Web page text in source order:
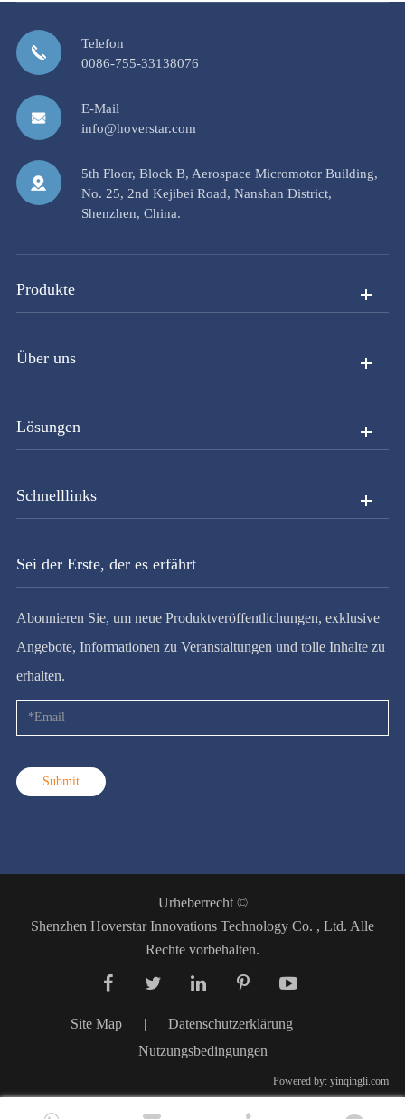
Telefon
0086-755-33138076
E-Mail
info@hoverstar.com
5th Floor, Block B, Aerospace Micromotor Building,
No. 25, 2nd Kejibei Road, Nanshan District,
Shenzhen, China.
Produkte
Über uns
Lösungen
Schnelllinks
Sei der Erste, der es erfährt
Abonnieren Sie, um neue Produktveröffentlichungen, exklusive
Angebote, Informationen zu Veranstaltungen und tolle Inhalte zu
erhalten.
Submit
Urheberrecht ©
Shenzhen Hoverstar Innovations Technology Co. , Ltd. Alle
Rechte vorbehalten.
Site Map | Datenschutzerklärung
|
Nutzungsbedingungen
Powered by: yinqingli.com